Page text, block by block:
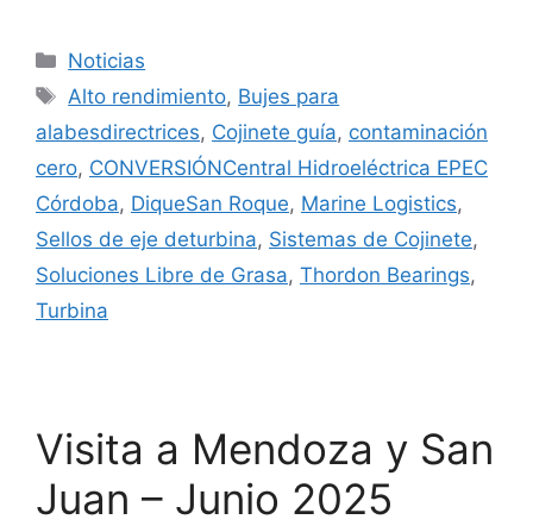
Categorías
Noticias
Etiquetas
Alto rendimiento, Bujes para
alabesdirectrices, Cojinete guía, contaminación
cero, CONVERSIÓNCentral Hidroeléctrica EPEC
Córdoba, DiqueSan Roque, Marine Logistics,
Sellos de eje deturbina, Sistemas de Cojinete,
Soluciones Libre de Grasa, Thordon Bearings,
Turbina
Visita a Mendoza y San
Juan – Junio 2025